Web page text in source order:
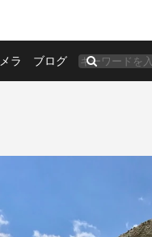
ラ ブログ